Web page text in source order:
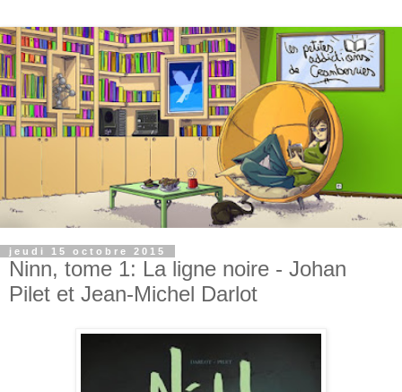
jeudi 15 octobre 2015
Ninn, tome 1: La ligne noire - Johan
Pilet et Jean-Michel Darlot